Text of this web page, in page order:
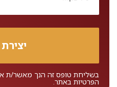
בשליחת טופס זה הנך מאשר/ת
הפרטיות באתר.